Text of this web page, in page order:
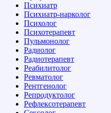
Психиатр
Психиатр-нарколог
Психолог
Психотерапевт
Пульмонолог
Радиолог
Радиотерапевт
Реабилитолог
Ревматолог
Рентгенолог
Репродуктолог
Рефлексотерапевт